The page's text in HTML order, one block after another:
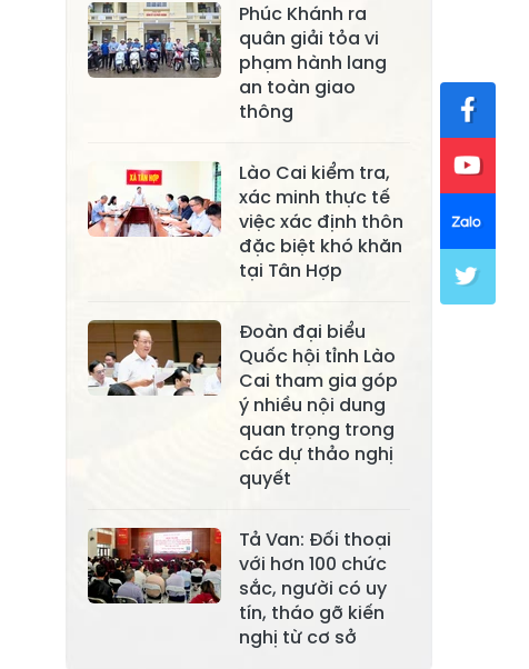
Xã Mậu A Xã Xuân Ái
Xã Lâm
Thượng
Xã Khánh Hòa
Xã Phúc Lợi
Xã Mường Lai
Xã Cảm Nhân
Xã Thác Bà
Xã Yên Bình
Xã Bảo Ái
Xã Trấn Yên
Xã Hưng
Khánh
Xã Việt Hồng
Xã Hợp Thành
Xã Phong Hải
Xã Xuân
Xã Bảo Thắng
Phúc Khánh ra
quân giải tỏa vi
phạm hành lang
an toàn giao
thông
Lào Cai kiểm tra,
xác minh thực tế
việc xác định thôn
đặc biệt khó khăn
tại Tân Hợp
Đoàn đại biểu
Quốc hội tỉnh Lào
Cai tham gia góp
ý nhiều nội dung
quan trọng trong
các dự thảo nghị
quyết
Tả Van: Đối thoại
với hơn 100 chức
sắc, người có uy
tín, tháo gỡ kiến
nghị từ cơ sở